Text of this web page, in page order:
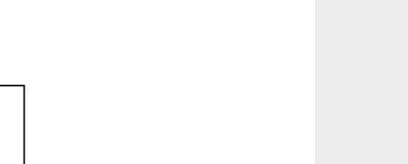
tiêu chuẩn
Công bố hợp quy